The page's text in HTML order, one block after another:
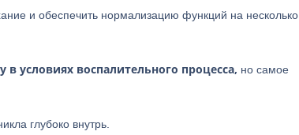
и обеспечить нормализацию функций на несколько
условиях воспалительного процесса, но самое
глубоко внутрь.